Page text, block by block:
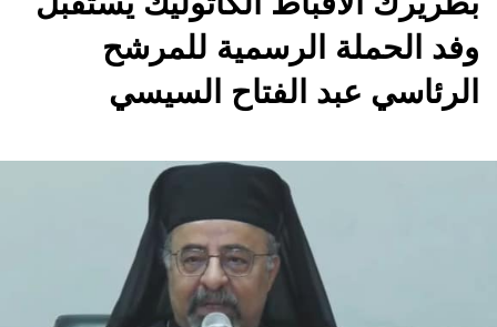
وفد الحملة الرسمية للمرشح
الرئاسي عبد الفتاح السيسي